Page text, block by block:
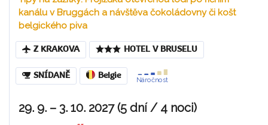
kanálu v Bruggách a návštěva čokoládovny či košt
belgického piva
Z KRAKOVA HOTEL V BRUSELU
SNÍDANĚ Belgie
Náročnost
29. 9. – 3. 10. 2027 (5 dní / 4 noci)